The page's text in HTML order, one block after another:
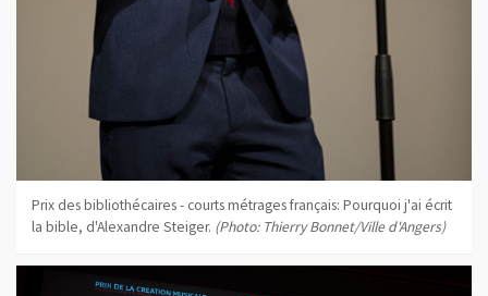
Prix des bibliothécaires - courts métrages français: Pourquoi j'ai écrit
la bible, d'Alexandre Steiger. (Photo: Thierry Bonnet/Ville d'Angers)